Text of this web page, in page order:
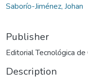
Saborío-Jiménez, Johan
Publisher
Editorial Tecnológica
Description